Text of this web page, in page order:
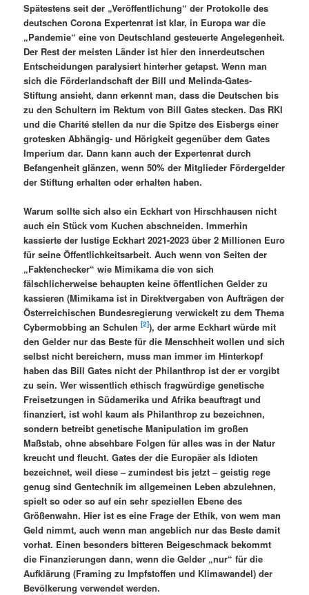
Spätestens seit der „Veröffentlichung“ der Protokolle des
deutschen Corona Expertenrat ist klar, in Europa war die
„Pandemie“ eine von Deutschland gesteuerte Angelegenheit.
Der Rest der meisten Länder ist hier den innerdeutschen
Entscheidungen paralysiert hinterher getapst. Wenn man
sich die Förderlandschaft der Bill und Melinda-Gates-
Stiftung ansieht, dann erkennt man, dass die Deutschen bis
zu den Schultern im Rektum von Bill Gates stecken. Das RKI
und die Charité stellen da nur die Spitze des Eisbergs einer
grotesken Abhängig- und Hörigkeit gegenüber dem Gates
Imperium dar. Dann kann auch der Expertenrat durch
Befangenheit glänzen, wenn 50% der Mitglieder Fördergelder
der Stiftung erhalten oder erhalten haben.
Warum sollte sich also ein Eckhart von Hirschhausen nicht
auch ein Stück vom Kuchen abschneiden. Immerhin
kassierte der lustige Eckhart 2021-2023 über 2 Millionen Euro
für seine Öffentlichkeitsarbeit. Auch wenn von Seiten der
„Faktenchecker“ wie Mimikama die von sich
fälschlicherweise behaupten keine öffentlichen Gelder zu
kassieren (Mimikama ist in Direktvergaben von Aufträgen der
Österreichischen Bundesregierung verwickelt zu dem Thema
Cybermobbing an Schulen[2]), der arme Eckhart würde mit
den Gelder nur das Beste für die Menschheit wollen und sich
selbst nicht bereichern, muss man immer im Hinterkopf
haben das Bill Gates nicht der Philanthrop ist der er vorgibt
zu sein. Wer wissentlich ethisch fragwürdige genetische
Freisetzungen in Südamerika und Afrika beauftragt und
finanziert, ist wohl kaum als Philanthrop zu bezeichnen,
sondern betreibt genetische Manipulation im großen
Maßstab, ohne absehbare Folgen für alles was in der Natur
kreucht und fleucht. Gates der die Europäer als Idioten
bezeichnet, weil diese – zumindest bis jetzt – geistig rege
genug sind Gentechnik im allgemeinen Leben abzulehnen,
spielt so oder so auf ein sehr speziellen Ebene des
Größenwahn. Hier ist es eine Frage der Ethik, von wem man
Geld nimmt, auch wenn man angeblich nur das Beste damit
vorhat. Einen besonders bitteren Beigeschmack bekommt
die Finanzierungen dann, wenn die Gelder „nur“ für die
Aufklärung (Framing zu Impfstoffen und Klimawandel) der
Bevölkerung verwendet werden.